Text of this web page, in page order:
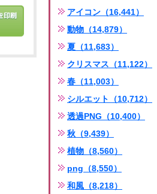
アイコン（16,441）
動物（14,879）
夏（11,683）
クリスマス（11,122）
春（11,003）
シルエット（10,712）
透過PNG（10,400）
秋（9,439）
植物（8,560）
png（8,550）
和風（8,218）